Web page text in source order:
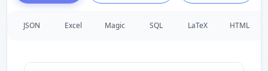
JSON Excel Magic SQL LaTeX HTML